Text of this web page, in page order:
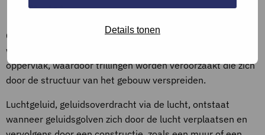
Details tonen
Definities
Contactgeluid, ook wel structuurgeluid genoemd, ontstaat
wanneer een object direct contact maakt met een
oppervlak, waardoor trillingen worden veroorzaakt die zich
door de structuur van het gebouw verspreiden.
Luchtgeluid, geluidsoverdracht via de lucht, ontstaat
wanneer geluidsgolven zich door de lucht verplaatsen en